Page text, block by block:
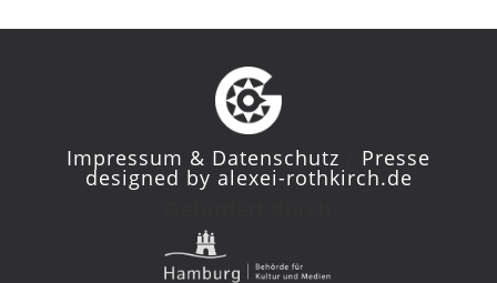
Impressum & Datenschutz Presse
designed by alexei-rothkirch.de